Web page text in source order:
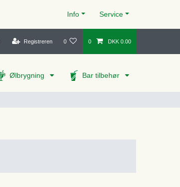
Info Service
Registreren 0 0 DKK 0.00
Ølbrygning Bar tilbehør